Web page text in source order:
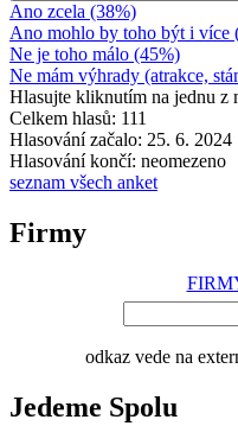
Ano zcela (38%)
Ano mohlo by toho být i více
Ne je toho málo (45%)
Ne mám výhrady (atrakce,
Hlasujte kliknutím na jednu z
Celkem hlasů: 111
Hlasování začalo: 25. 6. 2024
Hlasování končí: neomezeno
seznam všech anket
Firmy
odkaz vede na
Jedeme Spolu